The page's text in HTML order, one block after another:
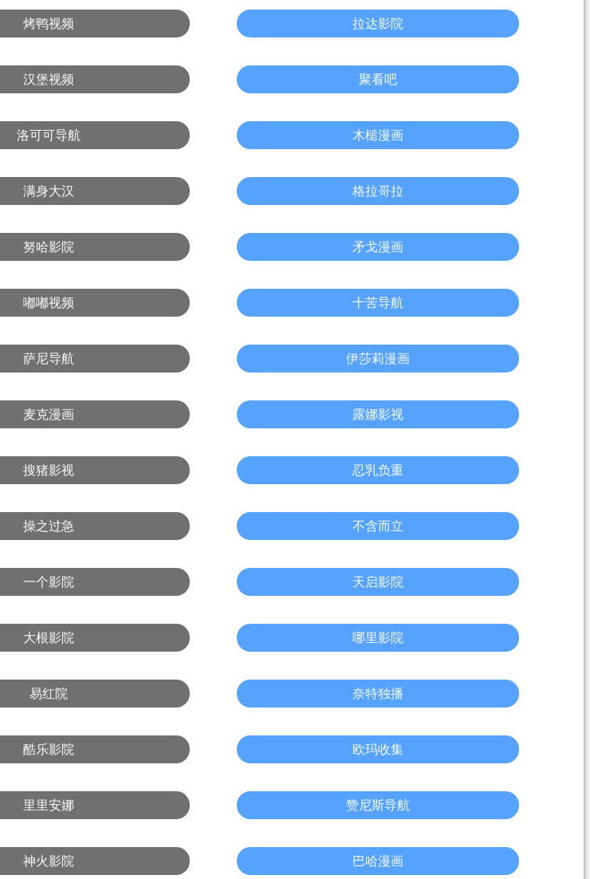
烤鸭视频 拉达影院
汉堡视频 聚看吧
洛可可导航 木槌漫画
满身大汉 格拉哥拉
努哈影院 矛戈漫画
嘟嘟视频 十苦导航
萨尼导航 伊莎莉漫画
麦克漫画 露娜影视
搜猪影视 忍乳负重
操之过急 不含而立
一个影院 天启影院
大根影院 哪里影院
易红院 奈特独播
酷乐影院 欧玛收集
里里安娜 赞尼斯导航
神火影院 巴哈漫画